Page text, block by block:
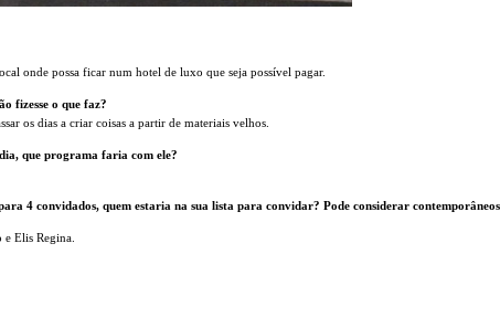
onde possa ficar num hotel de luxo que seja possível pagar.
fizesse o que faz?
os dias a criar coisas a partir de materiais velhos.
que programa faria com ele?
4 convidados, quem estaria na sua lista para convidar? Pode considerar
Elis Regina.